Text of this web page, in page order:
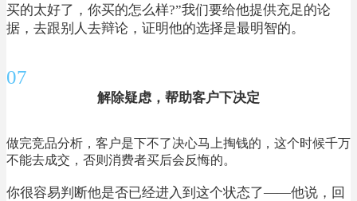
买的太好了，你买的怎么样?”我们要给他提供充足的论
据，去跟别人去辩论，证明他的选择是最明智的。
07
解除疑虑，帮助客户下决定
做完竞品分析，客户是下不了决心马上掏钱的，这个时候千万
不能去成交，否则消费者买后会反悔的。
你很容易判断他是否已经进入到这个状态了——他说，回